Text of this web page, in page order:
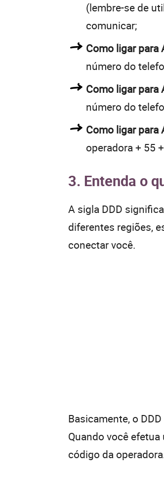
(lembre-se de
comunicar;
Como ligar para
número do
Como ligar para
número do
Como ligar para
operadora + 55
3. Entenda o
A sigla DDD
diferentes regiões,
conectar você.
Basicamente, o
Quando você
código da